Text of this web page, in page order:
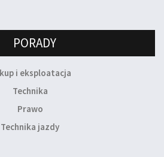
PORADY
i eksploatacja
Technika
Prawo
Technika jazdy